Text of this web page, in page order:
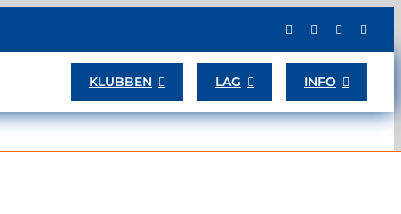
KLUBBEN LAG INFO